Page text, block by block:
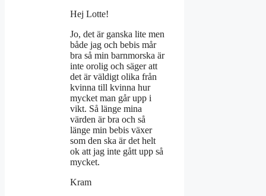
Hej Lotte!
Jo, det är ganska lite men
både jag och bebis mår
bra så min barnmorska är
inte orolig och säger att
det är väldigt olika från
kvinna till kvinna hur
mycket man går upp i
vikt. Så länge mina
värden är bra och så
länge min bebis växer
som den ska är det helt
ok att jag inte gått upp så
mycket.
Kram